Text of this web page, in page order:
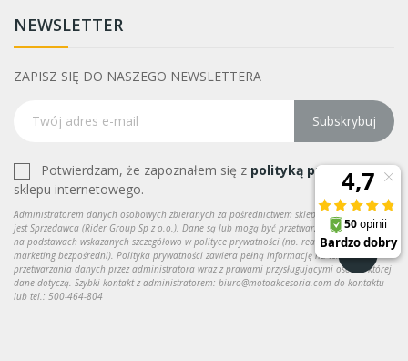
NEWSLETTER
ZAPISZ SIĘ DO NASZEGO NEWSLETTERA
Subskrybuj
Potwierdzam, że zapoznałem się z polityką prywatności
sklepu internetowego.
Administratorem danych osobowych zbieranych za pośrednictwem sklepu internetowego
jest Sprzedawca (Rider Group Sp z o.o.). Dane są lub mogą być przetwarzane w celach oraz
na podstawach wskazanych szczegółowo w polityce prywatności (np. realizacja umowy,
marketing bezpośredni). Polityka prywatności zawiera pełną informację na temat
przetwarzania danych przez administratora wraz z prawami przysługującymi osobie, której
dane dotyczą. Szybki kontakt z administratorem: biuro@motoakcesoria.com do kontaktu
lub tel.: 500-464-804